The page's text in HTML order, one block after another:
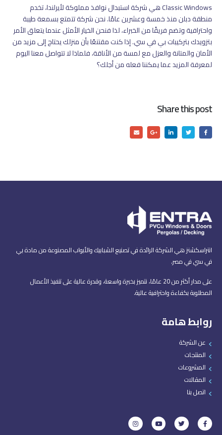
Classic Windows هي شركة استبدال نوافذ مملوكة لأيرلندا، تخدم
منطقة دبلن منذ خمسة وعشرين عامًا. نحن شركة تتمتع بسمعة طيبة
واحترافية وتضم فريقًا من الخبراء، لذا فنحن الخيار الأمثل عندما يتعلق الأمر
بتزويدك بتركيبات بي في سي. إذا كنت مقتنعًا بأن منزلك يحتاج إلى مزيد من
الأمان والمتانة والعزل مع لمسة من الأناقة، فلماذا لا تتواصل معنا اليوم
لمعرفة المزيد عما يمكننا فعله من أجلك؟
Share this post
انتراسكشنز هي الشركة الرائدة في تصنيع الشبابيك والأبواب المصنوعة من مادة بي
في سي في مصر.
على مدار أكثر من 20 عامًا، نتميز بخبرة واسعة، وقدرة عالية على تنفيذ الأعمال
المطلوبة بكفاءة واحترافية عالية.
روابط هامة
عن الشركة
المنتجات
المشروعات
المقالات
اتصل بنا